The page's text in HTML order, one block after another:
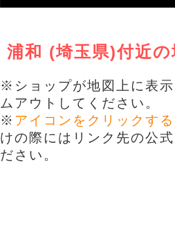
浦和 (埼玉県)付近
※ショップが地図上に表
ムアウトしてください。
※ アイコンをクリックす
けの際にはリンク先の公
ださい。